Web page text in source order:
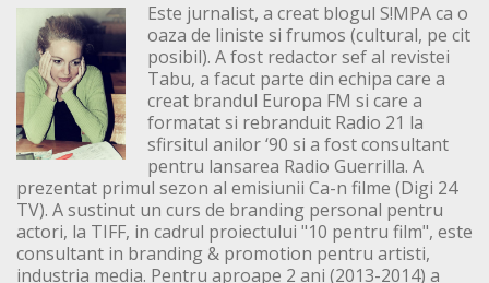
Este jurnalist, a creat blogul S!MPA ca o
oaza de liniste si frumos (cultural, pe cit
posibil). A fost redactor sef al revistei
Tabu, a facut parte din echipa care a
creat brandul Europa FM si care a
formatat si rebranduit Radio 21 la
sfirsitul anilor ‘90 si a fost consultant
pentru lansarea Radio Guerrilla. A
prezentat primul sezon al emisiunii Ca-n filme (Digi 24
TV). A sustinut un curs de branding personal pentru
actori, la TIFF, in cadrul proiectului "10 pentru film", este
consultant in branding & promotion pentru artisti,
industria media. Pentru aproape 2 ani (2013-2014) a